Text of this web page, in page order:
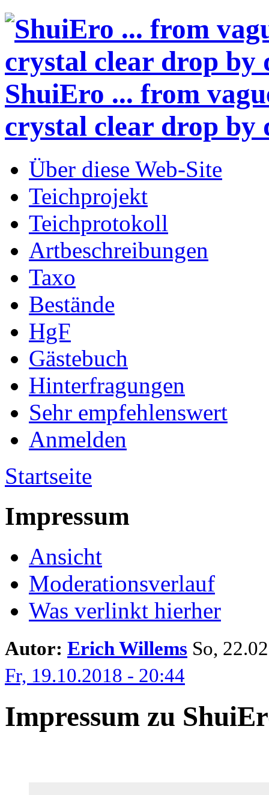
ShuiEro ... from
crystal clear drop by
Über diese Web-Site
Teichprojekt
Teichprotokoll
Artbeschreibungen
Taxo
Bestände
HgF
Gästebuch
Hinterfragungen
Sehr empfehlenswert
Anmelden
Startseite
Impressum
Ansicht
Moderationsverlauf
Was verlinkt hierher
Autor: Erich Willems So,
Fr, 19.10.2018 - 20:44
Impressum zu